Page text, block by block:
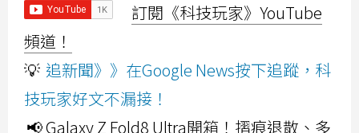
訂閱《科技玩家》YouTube
頻道！
💡 追新聞》》在Google News按下追蹤，科
技玩家好文不漏接！
📢 Galaxy Z Fold8 Ultra開箱！摺痕退散、多